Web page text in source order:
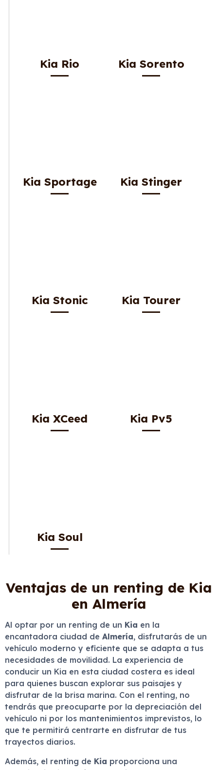
Kia Rio Kia Sorento
Kia Sportage Kia Stinger
Kia Stonic Kia Tourer
Kia XCeed Kia Pv5
Kia Soul
Ventajas de un renting de Kia
en Almería
Al optar por un renting de un Kia en la
encantadora ciudad de Almería, disfrutarás de un
vehículo moderno y eficiente que se adapta a tus
necesidades de movilidad. La experiencia de
conducir un Kia en esta ciudad costera es ideal
para quienes buscan explorar sus paisajes y
disfrutar de la brisa marina. Con el renting, no
tendrás que preocuparte por la depreciación del
vehículo ni por los mantenimientos imprevistos, lo
que te permitirá centrarte en disfrutar de tus
trayectos diarios.
Además, el renting de Kia proporciona una